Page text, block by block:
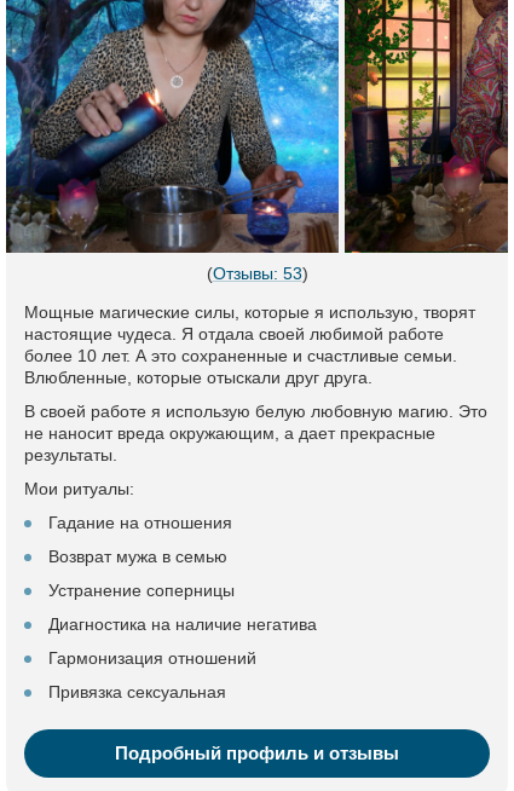
(Отзывы: 53)
Мощные магические силы, которые я использую, творят
настоящие чудеса. Я отдала своей любимой работе
более 10 лет. А это сохраненные и счастливые семьи.
Влюбленные, которые отыскали друг друга.
В своей работе я использую белую любовную магию. Это
не наносит вреда окружающим, а дает прекрасные
результаты.
Мои ритуалы:
Гадание на отношения
Возврат мужа в семью
Устранение соперницы
Диагностика на наличие негатива
Гармонизация отношений
Привязка сексуальная
Подробный профиль и отзывы